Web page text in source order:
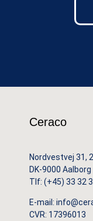
Ceraco
Nordvestvej 31,
DK-9000 Aalborg
Tlf: (+45) 33 32
E-mail:
CVR: 17396013